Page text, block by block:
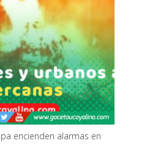
encienden alarmas en